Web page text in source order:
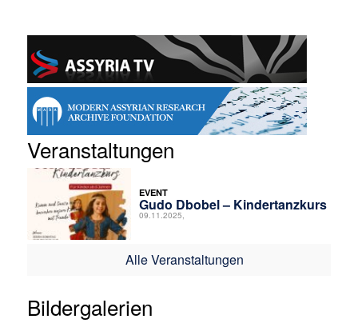
Veranstaltungen
EVENT
Gudo Dbobel – Kindertanzkurs
09.11.2025,
Alle Veranstaltungen
Bildergalerien